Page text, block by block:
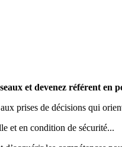
et devenez référent
prises de décisions qui
et en condition de sécurité...